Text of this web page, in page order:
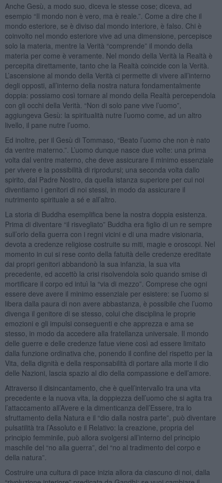
Anche Gesù, a modo suo, diceva le stesse cose; diceva, ad
esempio “Il mondo non è vero, ma è reale.”. Come a dire che il
mondo esteriore, se è diviso dal mondo interiore, è falso. Chi è
coinvolto nel mondo esteriore vive ad una dimensione, percepisce
solo la materia, mentre la Verità “comprende” il mondo della
materia per come è veramente. Nel mondo della Verità la Realtà è
percepita direttamente, tanto che la Realtà coincide con la Verità.
L’ascensione al mondo della Verità ci permette di vivere all’interno
degli opposti, all’interno della nostra natura fondamentalmente
doppia: possiamo così tornare al mondo della Realtà percependola
con gli occhi della Verità. “Non di solo pane vive l’uomo”,
aggiungeva Gesù: la spiritualità nutre l’uomo come, ad un altro
livello, il pane nutre l’uomo.
Ed inoltre, per il Gesù di Tommaso, “Beato l’uomo che non è nato
da ventre materno.”. L’uomo dunque nasce due volte: una prima
volta dal ventre materno, che deve assicurare il minimo essenziale
per vivere e la possibilità di riprodursi; una seconda volta dallo
spirito, dal Padre Nostro, da quella istanza superiore per cui noi
diventiamo i genitori di noi stessi, in modo da assicurare il
nutrimento spirituale a sé e all’altro.
La storia di Buddha esemplifica bene la nostra doppia esistenza.
Prima di diventare “il risvegliato” Buddha era figlio di un re sempre
sull’orlo della guerra con i regni vicini e di una madre visionaria,
devota a credenze religiose costruite su miti, magie e oroscopi. Nel
momento in cui si rese conto della fatuità delle credenze ereditate
dai propri genitori abbandonò la sua infanzia, la sua vita
precedente, ed accettò la crisi risolvendola solo quando smise di
mortificare il corpo ed intuì la “via di mezzo”. Comprese che ogni
essere deve avere il minimo essenziale per esistere: se l’uomo si
libera dalla paura di non avere abbastanza, è possibile che l’uomo
divenga il genitore di se stesso, colui che disciplina le proprie
emozioni e gli impulsi conseguenti e che apprezza e ama se
stesso, in modo da accedere alla fratellanza universale. Il mondo
delle guerre e delle credenze fatue viene così ad essere limitato
dalla funzione ordinativa che, ponendo il confine del rispetto per la
Vita, della dignità e della responsabilità di portare alla morte il dio
delle Nazioni, lascia spazio al dio della compassione e dell’amore.
Attraverso il disincantamento, che è quell’intervallo tra una vita
precedente e la nuova vita, la doppiezza dell’uomo che si agita tra
l’attaccamento all’Avere e la dimenticanza dell’Essere, tra lo
sfruttamento della Natura e il “dio dalla nostra parte”, può diventare
pulsatilità tra l’Assoluto e il Relativo: la creazione, propria del
principio femminile, può allora svolgersi all’interno del principio
maschile del “no alla guerra”, del “no al tradimento del corpo e
della natura”.
Costruire una cultura di pace inizia allora da ciascuno di noi, dalla